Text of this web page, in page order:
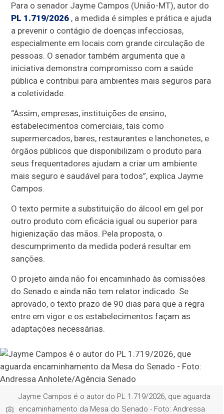
Para o senador Jayme Campos (União-MT), autor do
PL 1.719/2026 , a medida é simples e prática e ajuda
a prevenir o contágio de doenças infecciosas,
especialmente em locais com grande circulação de
pessoas. O senador também argumenta que a
iniciativa demonstra compromisso com a saúde
pública e contribui para ambientes mais seguros para
a coletividade.
“Assim, empresas, instituições de ensino,
estabelecimentos comerciais, tais como
supermercados, bares, restaurantes e lanchonetes, e
órgãos públicos que disponibilizam o produto para
seus frequentadores ajudam a criar um ambiente
mais seguro e saudável para todos”, explica Jayme
Campos.
O texto permite a substituição do álcool em gel por
outro produto com eficácia igual ou superior para
higienização das mãos. Pela proposta, o
descumprimento da medida poderá resultar em
sanções.
O projeto ainda não foi encaminhado às comissões
do Senado e ainda não tem relator indicado. Se
aprovado, o texto prazo de 90 dias para que a regra
entre em vigor e os estabelecimentos façam as
adaptações necessárias.
Jayme Campos é o autor do PL 1.719/2026, que aguarda
encaminhamento da Mesa do Senado - Foto: Andressa